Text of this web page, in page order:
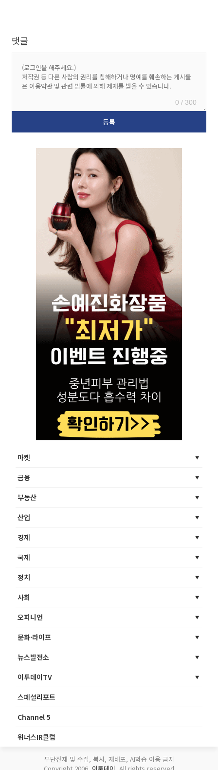
댓글
0 / 300
마켓
금융
부동산
산업
경제
국제
정치
사회
오피니언
문화·라이프
뉴스발전소
이투데이TV
스페셜리포트
Channel 5
위너스IR클럽
무단전재 및 수집, 복사, 재배포, AI학습 이용 금지